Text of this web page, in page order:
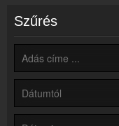
Rádió beágyazás
Ágyazd be weboldaladba
Online rádió készítés
Készítés lépésről lépésre
Szűrés